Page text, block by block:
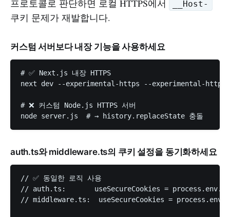
프로토콜로 판단하면 로컬 HTTPS에서 __Host-
쿠키 문제가 재발합니다.
커스텀 서버보다 내장 기능을 사용하세요
# ✅ Next.js 내장 HTTPS
next dev --experimental-https --experimental-
# ❌ 커스텀 Node.js HTTPS 서버
auth.ts와 middleware.ts의 쿠키 설정을 동기화하세요
// ✅ 동일한 로직 사용
// auth.ts:       useSecureCookies =
// middleware.ts:  useSecureCookies =